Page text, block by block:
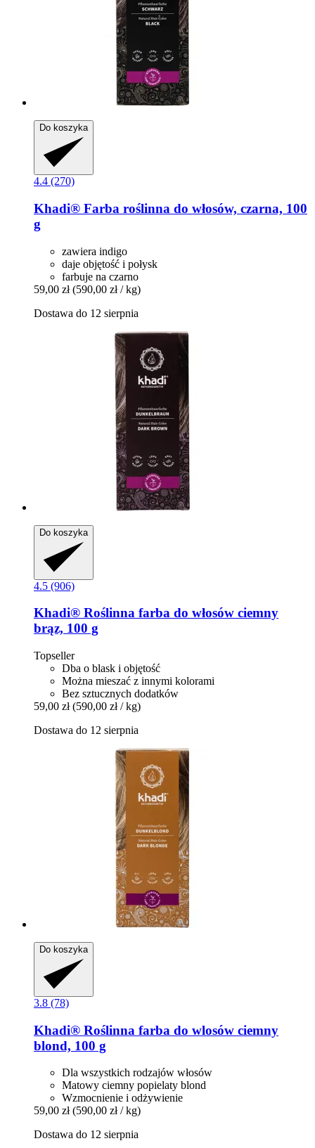
Do koszyka
4.4 (270)
Khadi® Farba roślinna do włosów, czarna, 100
g
zawiera indigo
daje objętość i połysk
farbuje na czarno
59,00 zł (590,00 zł / kg)
Dostawa do 12 sierpnia
Do koszyka
4.5 (906)
Khadi® Roślinna farba do włosów ciemny
brąz, 100 g
Topseller
Dba o blask i objętość
Można mieszać z innymi kolorami
Bez sztucznych dodatków
59,00 zł (590,00 zł / kg)
Dostawa do 12 sierpnia
Do koszyka
3.8 (78)
Khadi® Roślinna farba do wlosów ciemny
blond, 100 g
Dla wszystkich rodzajów włosów
Matowy ciemny popielaty blond
Wzmocnienie i odżywienie
59,00 zł (590,00 zł / kg)
Dostawa do 12 sierpnia